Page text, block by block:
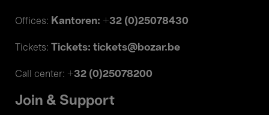
Offices: Kantoren: +32 (0)25078430
Tickets: Tickets: tickets@bozar.be
Call center: +32 (0)25078200
Join & Support